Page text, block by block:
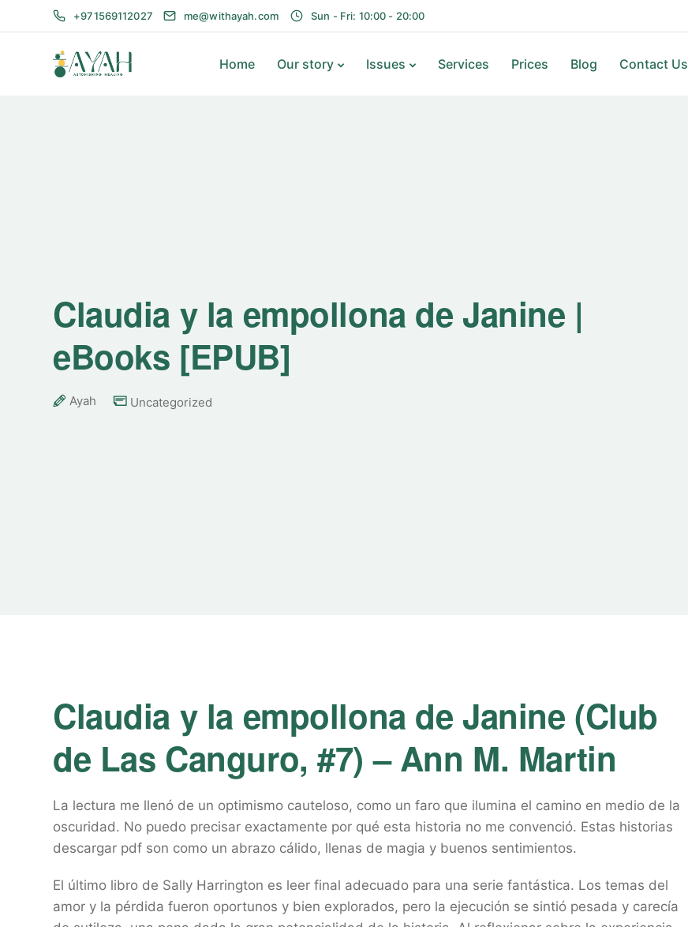
+971569112027 me@withayah.com Sun - Fri: 10:00 - 20:00
Home Our story Issues Services Prices Blog Contact Us
Claudia y la empollona de Janine |
eBooks [EPUB]
Ayah Uncategorized
Claudia y la empollona de Janine (Club
de Las Canguro, #7) – Ann M. Martin
La lectura me llenó de un optimismo cauteloso, como un faro que ilumina el camino en medio de la
oscuridad. No puedo precisar exactamente por qué esta historia no me convenció. Estas historias
descargar pdf son como un abrazo cálido, llenas de magia y buenos sentimientos.
El último libro de Sally Harrington es leer final adecuado para una serie fantástica. Los temas del
amor y la pérdida fueron oportunos y bien explorados, pero la ejecución se sintió pesada y carecía